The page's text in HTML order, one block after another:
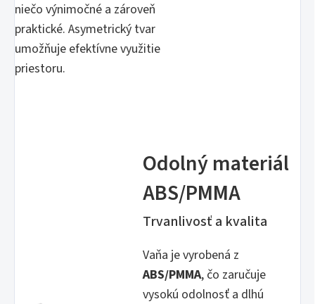
niečo výnimočné a zároveň
praktické. Asymetrický tvar
umožňuje efektívne využitie
priestoru.
Odolný materiál
ABS/PMMA
Trvanlivosť a kvalita
Vaňa je vyrobená z
ABS/PMMA, čo zaručuje
vysokú odolnosť a dlhú